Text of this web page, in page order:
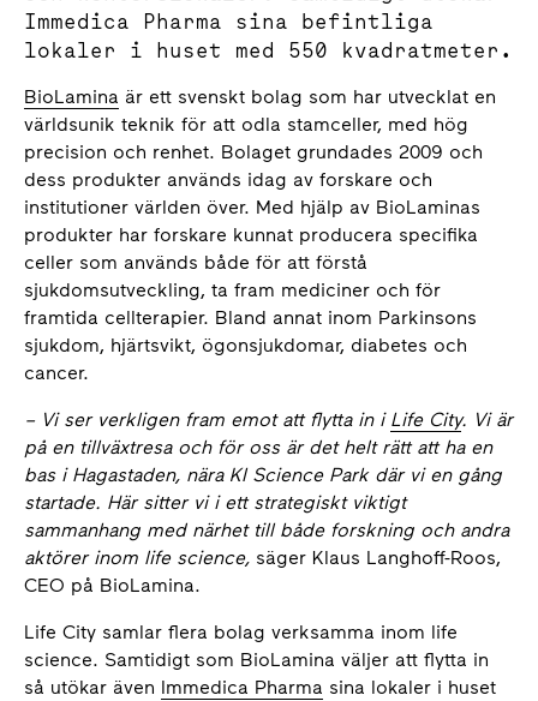
Immedica Pharma sina befintliga
lokaler i huset med 550 kvadratmeter.
BioLamina är ett svenskt bolag som har utvecklat en
världsunik teknik för att odla stamceller, med hög
precision och renhet. Bolaget grundades 2009 och
dess produkter används idag av forskare och
institutioner världen över. Med hjälp av BioLaminas
produkter har forskare kunnat producera specifika
celler som används både för att förstå
sjukdomsutveckling, ta fram mediciner och för
framtida cellterapier. Bland annat inom Parkinsons
sjukdom, hjärtsvikt, ögonsjukdomar, diabetes och
cancer.
– Vi ser verkligen fram emot att flytta in i Life City. Vi är
på en tillväxtresa och för oss är det helt rätt att ha en
bas i Hagastaden, nära KI Science Park där vi en gång
startade. Här sitter vi i ett strategiskt viktigt
sammanhang med närhet till både forskning och andra
aktörer inom life science, säger Klaus Langhoff-Roos,
CEO på BioLamina.
Life City samlar flera bolag verksamma inom life
science. Samtidigt som BioLamina väljer att flytta in
så utökar även Immedica Pharma sina lokaler i huset